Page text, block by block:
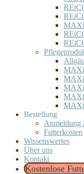
Bestellung
Anmeldung
Futterkosten
Wissenswertes
Über uns
Kontakt
Kostenlose